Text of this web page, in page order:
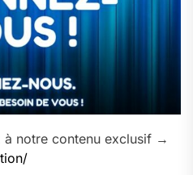
à notre contenu exclusif →